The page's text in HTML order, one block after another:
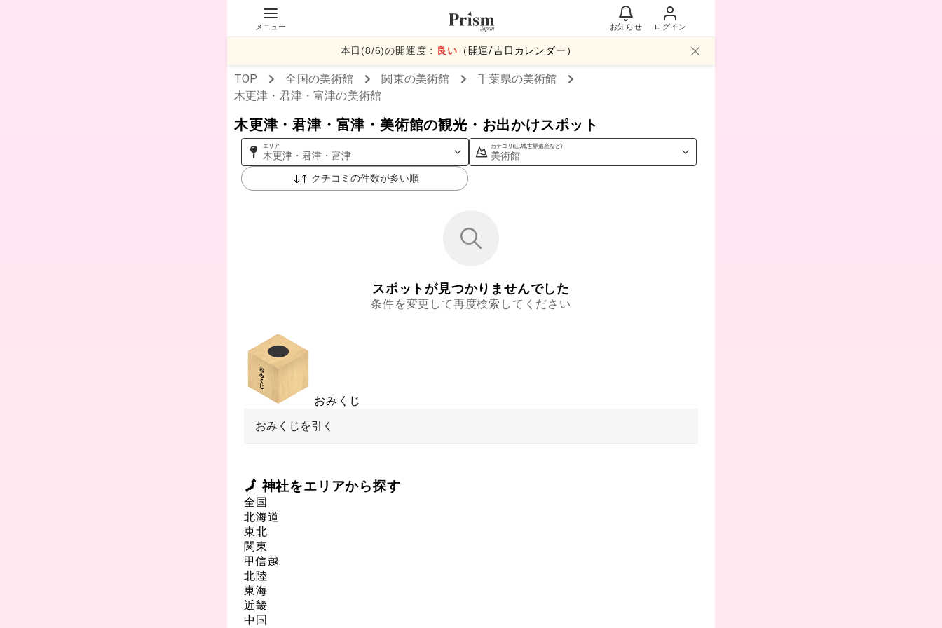
メニュー お知らせ ログイン
本日(8/6)の開運度： 良い （ 開運/吉日カレンダー ）
TOP 全国の美術館 関東の美術館 千葉県の美術館
木更津・君津・富津の美術館
木更津・君津・富津・美術館の観光・お出かけスポット
エリア
木更津・君津・富津
カテゴリ(山,城,世界遺産など)
美術館
クチコミの件数が多い順
スポットが見つかりませんでした
条件を変更して再度検索してください
おみくじ
おみくじを引く
🗾 神社をエリアから探す
全国
北海道
東北
関東
甲信越
北陸
東海
近畿
中国